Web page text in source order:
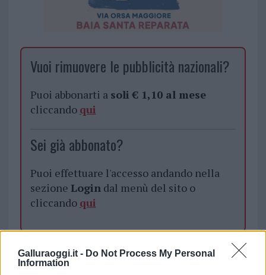
Galluraoggi.it - Do Not Process My Personal
Information
Vuoi rimuovere le pubblicità nazionali?
Puoi abbonarti a soli € 1,10 al mese
cliccando qui
Sei già abbonato?
Puoi effettuare l'accesso andando nella
sezione Logindal menù del sito o
cliccando qui
TEMI:
Agenzia Delle Dogane E Dei Monopoli Olbia
Dazi Olbia